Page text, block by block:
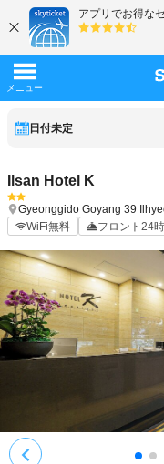
日付未定
Ilsan Hotel K
Gyeonggido Goyang 39
WiFi無料
フロント24